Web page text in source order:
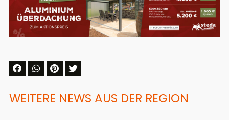
WEITERE NEWS AUS DER REGION